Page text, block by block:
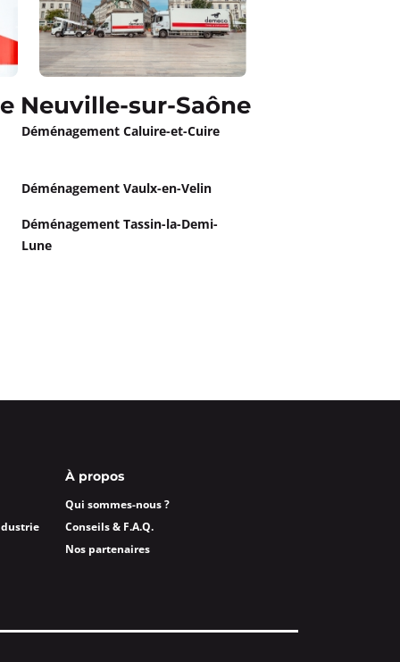
Neuville-sur-Saône
Déménagement Caluire-et-Cuire
Déménagement Vaulx-en-Velin
Déménagement Tassin-la-Demi-
Lune
À propos
Qui sommes-nous ?
Conseils & F.A.Q.
Nos partenaires